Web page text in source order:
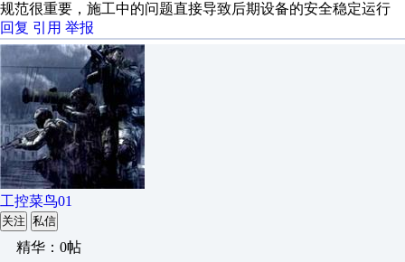
规范很重要，施工中的问题直接导致后期设备的安全稳定运行
回复 引用 举报
工控菜鸟01
关注 私信
精华：0帖